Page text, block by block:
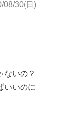
08/30(日)
ないの？
いいのに